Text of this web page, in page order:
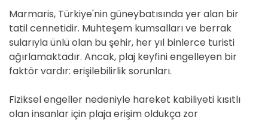
Marmaris, Türkiye'nin güneybatısında yer alan bir
tatil cennetidir. Muhteşem kumsalları ve berrak
sularıyla ünlü olan bu şehir, her yıl binlerce turisti
ağırlamaktadır. Ancak, plaj keyfini engelleyen bir
faktör vardır: erişilebilirlik sorunları.
Fiziksel engeller nedeniyle hareket kabiliyeti kısıtlı
olan insanlar için plaja erişim oldukça zor